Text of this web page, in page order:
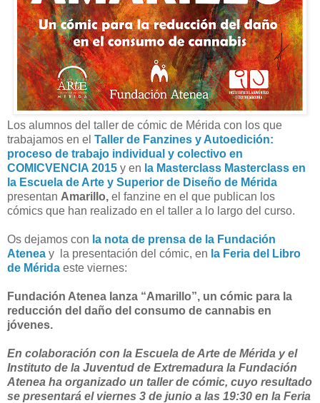
Los alumnos del taller de cómic de Mérida con los que
trabajamos en el Taller de Fanzines y Autoedición:
proceso de trabajo individual y colectivo en
COMICVENCIA 2015 y en la Masterclass Masterclass en
la Escuela de Arte y Superior de Diseño de Mérida
presentan Amarillo, el fanzine en el que publican los
cómics que han realizado en el taller a lo largo del curso.
Os dejamos con la nota de prensa de la Fundación
Atenea y la presentación del cómic, en la Feria del Libro
de Mérida este viernes:
Fundación Atenea lanza “Amarillo”, un cómic para la
reducción del daño del consumo de cannabis en
jóvenes.
En colaboración con la Escuela de Arte de Mérida y el
Instituto de la Juventud de Extremadura la Fundación
Atenea ha organizado un taller de cómic, cuyo resultado
se presentará el viernes 3 de junio a las 19:30 en la Feria